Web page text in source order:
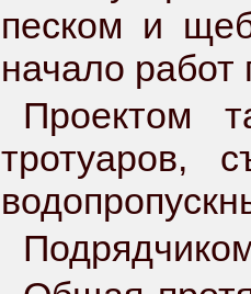
песком и
начало работ
Проектом
тротуаров,